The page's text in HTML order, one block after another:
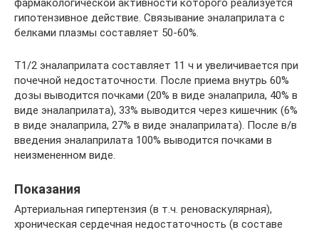
фармакологической активности которого реализуется
гипотензивное действие. Связывание эналаприлата с
белками плазмы составляет 50-60%.
T1/2 эналаприлата составляет 11 ч и увеличивается при
почечной недостаточности. После приема внутрь 60%
дозы выводится почками (20% в виде эналаприла, 40% в
виде эналаприлата), 33% выводится через кишечник (6%
в виде эналаприла, 27% в виде эналаприлата). После в/в
введения эналаприлата 100% выводится почками в
неизмененном виде.
Показания
Артериальная гипертензия (в т.ч. реноваскулярная),
хроническая сердечная недостаточность (в составе